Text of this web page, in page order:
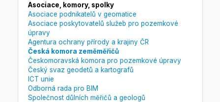
Asociace, komory, spolky
Asociace podnikatelů v geomatice
Asociace poskytovatelů služeb pro pozemkové
úpravy
Agentura ochrany přírody a krajiny ČR
Česká komora zeměměřičů
Českomoravská komora pro pozemkové úpravy
Český svaz geodetů a kartografů
ICT unie
Odborná rada pro BIM
Společnost důlních měřičů a geologů